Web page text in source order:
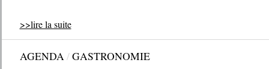
>>lire la suite
AGENDA/GASTRONOMIE